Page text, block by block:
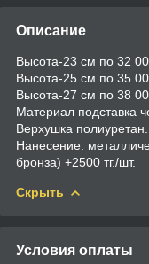
Описание
Высота-23 см по 32
Высота-25 см по 35
Высота-27 см по 38
Материал подставка
Верхушка полиуретан.
Нанесение:
бронза) +2500 тг./шт.
Скрыть
Условия оплаты